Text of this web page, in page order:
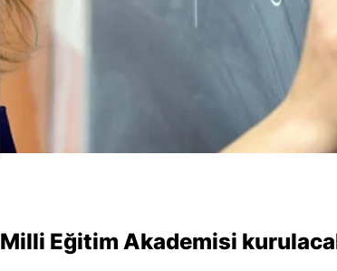
Milli Eğitim Akademisi